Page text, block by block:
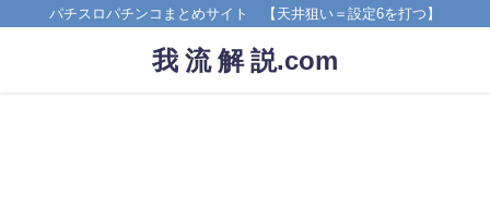
パチスロパチンコまとめサイト 【天井狙い＝設定6を打つ】
我 流 解 説.com